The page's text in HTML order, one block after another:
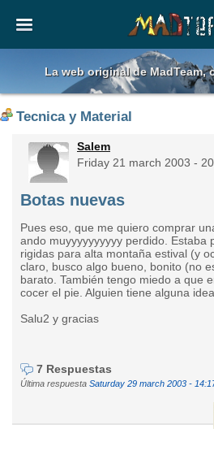
La web original de MadTeam,
Tecnica y Material
Salem
Friday 21 march 2003 -
Botas nuevas
Pues eso, que me quiero comprar
ando muyyyyyyyyyy perdido. Estaba
rigidas para alta montaña estival (y
claro, busco algo bueno, bonito (no
barato. También tengo miedo a que
cocer el pie. Alguien tiene alguna
Salu2 y gracias
7 Respuestas
Última respuesta Saturday 29 march 2003 -